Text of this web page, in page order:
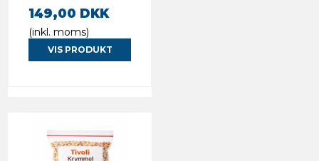
149,00 DKK
(inkl. moms)
VIS PRODUKT